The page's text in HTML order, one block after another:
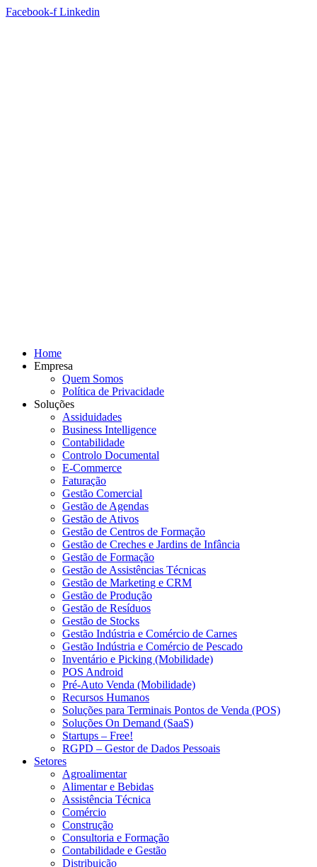
Facebook-f Linkedin
Home
Empresa
Quem Somos
Política de Privacidade
Soluções
Assiduidades
Business Intelligence
Contabilidade
Controlo Documental
E-Commerce
Faturação
Gestão Comercial
Gestão de Agendas
Gestão de Ativos
Gestão de Centros de Formação
Gestão de Creches e Jardins de Infância
Gestão de Formação
Gestão de Assistências Técnicas
Gestão de Marketing e CRM
Gestão de Produção
Gestão de Resíduos
Gestão de Stocks
Gestão Indústria e Comércio de Carnes
Gestão Indústria e Comércio de Pescado
Inventário e Picking (Mobilidade)
POS Android
Pré-Auto Venda (Mobilidade)
Recursos Humanos
Soluções para Terminais Pontos de Venda (POS)
Soluções On Demand (SaaS)
Startups – Free!
RGPD – Gestor de Dados Pessoais
Setores
Agroalimentar
Alimentar e Bebidas
Assistência Técnica
Comércio
Construção
Consultoria e Formação
Contabilidade e Gestão
Distribuição